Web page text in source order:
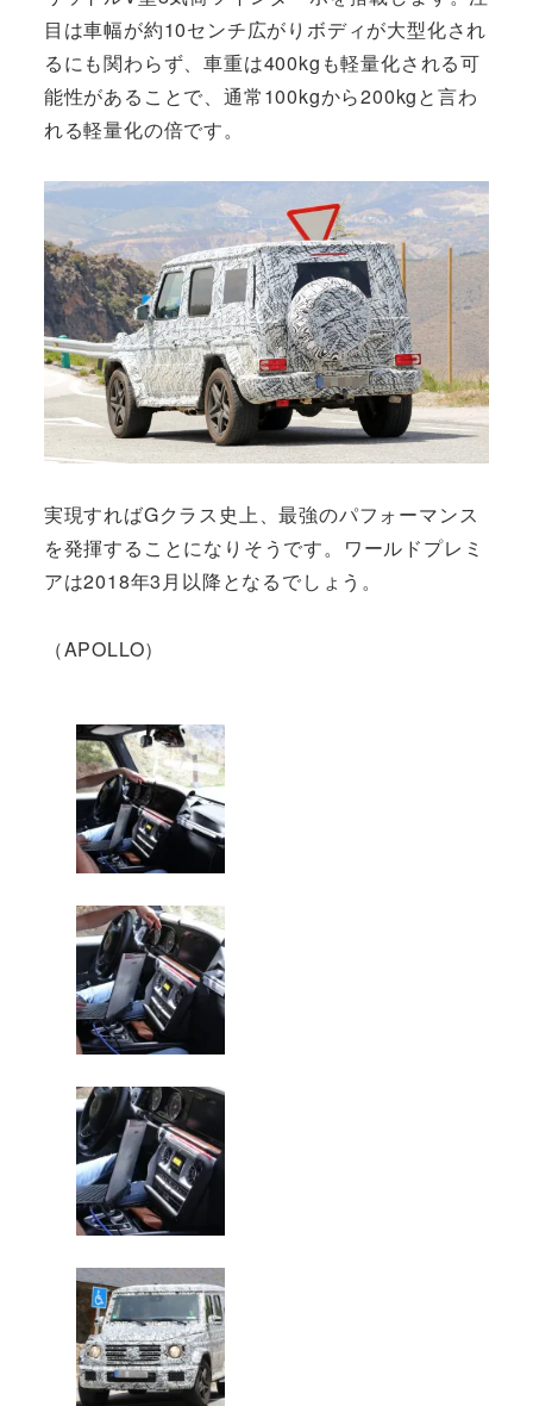
目は車幅が約10センチ広がりボディが大型化され
るにも関わらず、車重は400kgも軽量化される可
能性があることで、通常100kgから200kgと言わ
れる軽量化の倍です。
実現すればGクラス史上、最強のパフォーマンス
を発揮することになりそうです。ワールドプレミ
アは2018年3月以降となるでしょう。
（APOLLO）